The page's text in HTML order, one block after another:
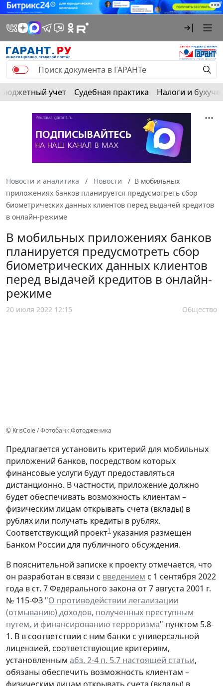
Бюджетный учет Судебная практика Налоги и
Новости и аналитика Новости
В мобильных
приложениях банков планируется предусмотреть сбор
биометрических данных клиентов перед выдачей кредитов
в онлайн-режиме
В мобильных приложениях банков
планируется предусмотреть сбор
биометрических данных клиентов
перед выдачей кредитов в онлайн-
режиме
20 июля 2022 12:15 Общество
© KrisCole / Фотобанк Фотодженика
Предлагается установить критерий для мобильных
приложений банков, посредством которых
финансовые услуги будут предоставляться
дистанционно. В частности, приложение должно
будет обеспечивать возможность клиентам –
физическим лицам открывать счета (вклады) в
рублях или получать кредиты в рублях.
Соответствующий проект1 указания размещен
Банком России для публичного обсуждения.
В пояснительной записке к проекту отмечается, что
он разработан в связи с введением с 1 сентября 2022
года в ст. 7 Федерального закона от 7 августа 2001 г.
№ 115-ФЗ "О противодействии легализации
(отмыванию) доходов, полученных преступным
путем, и финансированию терроризма" пунктом 5.8-
1. В в соответствии с ним банки с универсальной
лицензией, соответствующие критериям,
установленным абз. 2-4 п. 5.7 настоящей статьи,
обязаны обеспечить возможность клиентам –